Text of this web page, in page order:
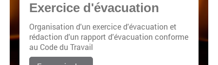
Exercice d'évacuation
Organisation d'un exercice d'évacuation et
rédaction d'un rapport d'évacuation conforme
au Code du Travail